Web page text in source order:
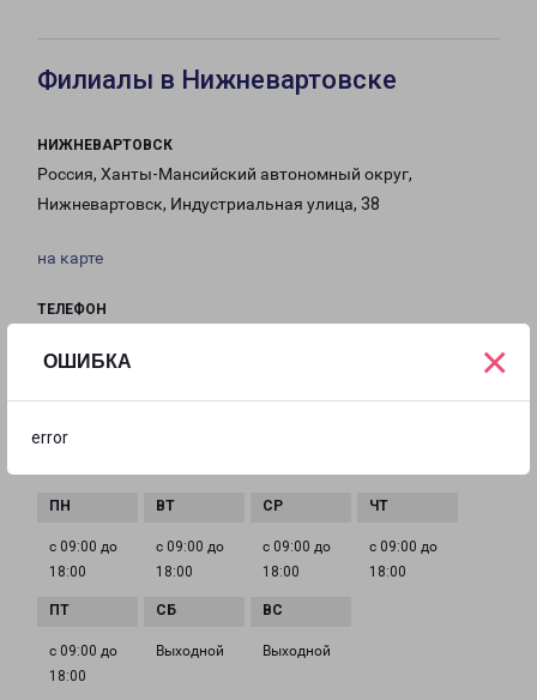
ОШИБКА
error
×
Филиалы в Нижневартовске
НИЖНЕВАРТОВСК
Россия, Ханты-Мансийский автономный округ,
Нижневартовск, Индустриальная улица, 38
на карте
ТЕЛЕФОН
с 09:00 до
18:00
с 09:00 до
18:00
с 09:00 до
18:00
с 09:00 до
18:00
с 09:00 до
18:00
Выходной Выходной